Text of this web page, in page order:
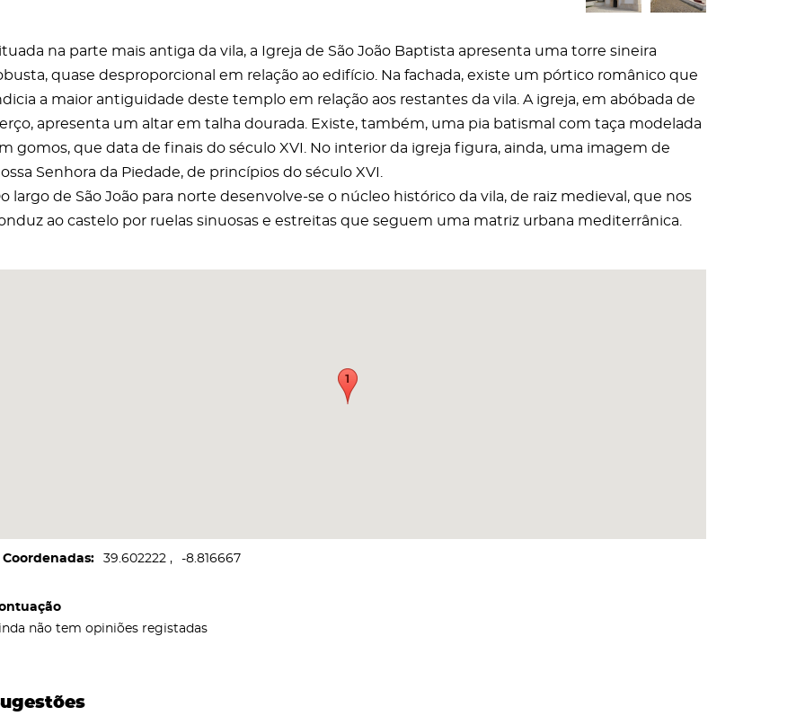
na parte mais antiga da vila, a Igreja de São João Baptista apresenta uma torre sineira
quase desproporcional em relação ao edifício. Na fachada, existe um pórtico românico que
a maior antiguidade deste templo em relação aos restantes da vila. A igreja, em abóbada de
apresenta um altar em talha dourada. Existe, também, uma pia batismal com taça modelada
gomos, que data de finais do século XVI. No interior da igreja figura, ainda, uma imagem de
Senhora da Piedade, de princípios do século XVI.
largo de São João para norte desenvolve-se o núcleo histórico da vila, de raiz medieval, que nos
ao castelo por ruelas sinuosas e estreitas que seguem uma matriz urbana mediterrânica.
Coordenadas 39.602222 -8.816667
não tem opiniões registadas